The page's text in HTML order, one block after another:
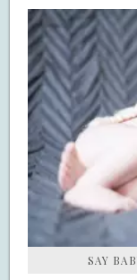
SAY